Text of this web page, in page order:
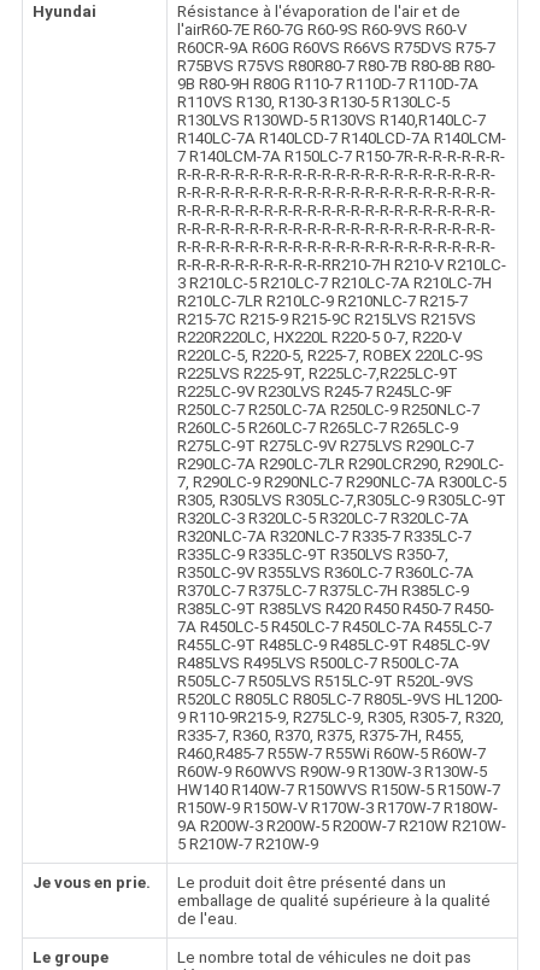
Hyundai
Résistance à l'évaporation de l'air et de
l'airR60-7E R60-7G R60-9S R60-9VS R60-V
R60CR-9A R60G R60VS R66VS R75DVS R75-7
R75BVS R75VS R80R80-7 R80-7B R80-8B R80-
9B R80-9H R80G R110-7 R110D-7 R110D-7A
R110VS R130, R130-3 R130-5 R130LC-5
R130LVS R130WD-5 R130VS R140,R140LC-7
R140LC-7A R140LCD-7 R140LCD-7A R140LCM-
7 R140LCM-7A R150LC-7 R150-7R-R-R-R-R-R-R-
R-R-R-R-R-R-R-R-R-R-R-R-R-R-R-R-R-R-R-R-R-R-
R-R-R-R-R-R-R-R-R-R-R-R-R-R-R-R-R-R-R-R-R-R-
R-R-R-R-R-R-R-R-R-R-R-R-R-R-R-R-R-R-R-R-R-R-
R-R-R-R-R-R-R-R-R-R-R-R-R-R-R-R-R-R-R-R-R-R-
R-R-R-R-R-R-R-R-R-R-R-R-R-R-R-R-R-R-R-R-R-R-
R-R-R-R-R-R-R-R-R-R-RR210-7H R210-V R210LC-
3 R210LC-5 R210LC-7 R210LC-7A R210LC-7H
R210LC-7LR R210LC-9 R210NLC-7 R215-7
R215-7C R215-9 R215-9C R215LVS R215VS
R220R220LC, HX220L R220-5 0-7, R220-V
R220LC-5, R220-5, R225-7, ROBEX 220LC-9S
R225LVS R225-9T, R225LC-7,R225LC-9T
R225LC-9V R230LVS R245-7 R245LC-9F
R250LC-7 R250LC-7A R250LC-9 R250NLC-7
R260LC-5 R260LC-7 R265LC-7 R265LC-9
R275LC-9T R275LC-9V R275LVS R290LC-7
R290LC-7A R290LC-7LR R290LCR290, R290LC-
7, R290LC-9 R290NLC-7 R290NLC-7A R300LC-5
R305, R305LVS R305LC-7,R305LC-9 R305LC-9T
R320LC-3 R320LC-5 R320LC-7 R320LC-7A
R320NLC-7A R320NLC-7 R335-7 R335LC-7
R335LC-9 R335LC-9T R350LVS R350-7,
R350LC-9V R355LVS R360LC-7 R360LC-7A
R370LC-7 R375LC-7 R375LC-7H R385LC-9
R385LC-9T R385LVS R420 R450 R450-7 R450-
7A R450LC-5 R450LC-7 R450LC-7A R455LC-7
R455LC-9T R485LC-9 R485LC-9T R485LC-9V
R485LVS R495LVS R500LC-7 R500LC-7A
R505LC-7 R505LVS R515LC-9T R520L-9VS
R520LC R805LC R805LC-7 R805L-9VS HL1200-
9 R110-9R215-9, R275LC-9, R305, R305-7, R320,
R335-7, R360, R370, R375, R375-7H, R455,
R460,R485-7 R55W-7 R55Wi R60W-5 R60W-7
R60W-9 R60WVS R90W-9 R130W-3 R130W-5
HW140 R140W-7 R150WVS R150W-5 R150W-7
R150W-9 R150W-V R170W-3 R170W-7 R180W-
9A R200W-3 R200W-5 R200W-7 R210W R210W-
5 R210W-7 R210W-9
Je vous en prie.
Le produit doit être présenté dans un
emballage de qualité supérieure à la qualité
de l'eau.
Le groupe
Le nombre total de véhicules ne doit pas